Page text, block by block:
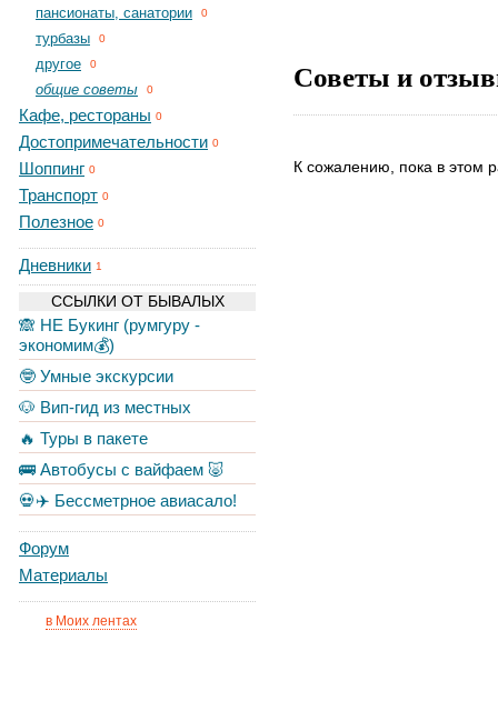
пансионаты, санатории 0
турбазы 0
другое 0
общие советы 0
Кафе, рестораны 0
Достопримечательности 0
Шоппинг 0
Транспорт 0
Полезное 0
Дневники 1
ССЫЛКИ ОТ БЫВАЛЫХ
🙈 НЕ Букинг (румгуру -
экономим💰)
🤓 Умные экскурсии
🐶 Вип-гид из местных
🔥 Туры в пакете
🚌 Автобусы с вайфаем 🐷
💀✈️ Бессметрное авиасало!
Форум
Материалы
в Моих лентах
Советы и
К сожалению, пока в этом